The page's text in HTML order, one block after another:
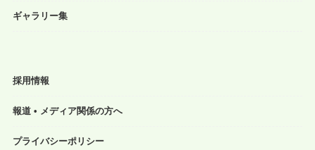
ギャラリー集
採用情報
報道 • メディア関係の方へ
プライバシーポリシー